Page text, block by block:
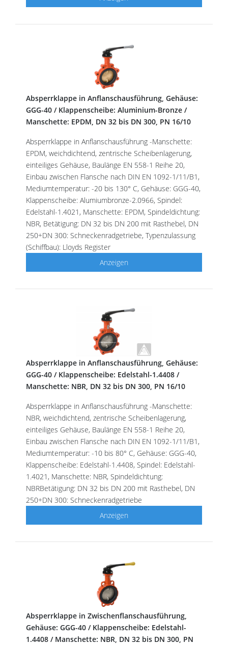
Absperrklappe in Anflanschausführung, Gehäuse:
GGG-40 / Klappenscheibe: Aluminium-Bronze /
Manschette: EPDM, DN 32 bis DN 300, PN 16/10
Absperrklappe in Anflanschausführung -Manschette:
EPDM, weichdichtend, zentrische Scheibenlagerung,
einteiliges Gehäuse, Baulänge EN 558-1 Reihe 20,
Einbau zwischen Flansche nach DIN EN 1092-1/11/B1,
Mediumtemperatur: -20 bis 130° C, Gehäuse: GGG-40,
Klappenscheibe: Alumiumbronze-2.0966, Spindel:
Edelstahl-1.4021, Manschette: EPDM, Spindeldichtung:
NBR, Betätigung: DN 32 bis DN 200 mit Rasthebel, DN
250+DN 300: Schneckenradgetriebe, Typenzulassung
(Schiffbau): Lloyds Register
Anzeigen
Absperrklappe in Anflanschausführung, Gehäuse:
GGG-40 / Klappenscheibe: Edelstahl-1.4408 /
Manschette: NBR, DN 32 bis DN 300, PN 16/10
Absperrklappe in Anflanschausführung -Manschette:
NBR, weichdichtend, zentrische Scheibenlagerung,
einteiliges Gehäuse, Baulänge EN 558-1 Reihe 20,
Einbau zwischen Flansche nach DIN EN 1092-1/11/B1,
Mediumtemperatur: -10 bis 80° C, Gehäuse: GGG-40,
Klappenscheibe: Edelstahl-1.4408, Spindel: Edelstahl-
1.4021, Manschette: NBR, Spindeldichtung:
NBRBetätigung: DN 32 bis DN 200 mit Rasthebel, DN
250+DN 300: Schneckenradgetriebe
Anzeigen
Absperrklappe in Zwischenflanschausführung,
Gehäuse: GGG-40 / Klappenscheibe: Edelstahl-
1.4408 / Manschette: NBR, DN 32 bis DN 300, PN